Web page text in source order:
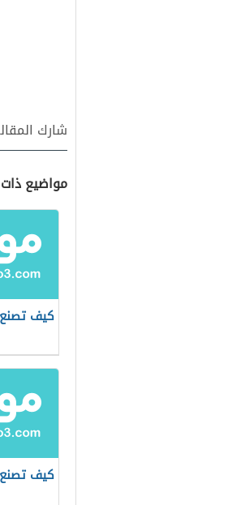
شارك
مواضيع
كيف تصنع
كيف تصنع